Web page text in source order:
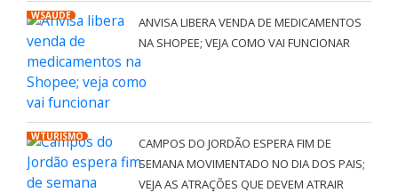
WSAÚDE
ANVISA LIBERA VENDA DE MEDICAMENTOS
NA SHOPEE; VEJA COMO VAI FUNCIONAR
WTURISMO
CAMPOS DO JORDÃO ESPERA FIM DE
SEMANA MOVIMENTADO NO DIA DOS PAIS;
VEJA AS ATRAÇÕES QUE DEVEM ATRAIR